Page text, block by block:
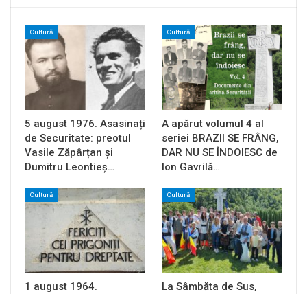
Cultură
5 august 1976. Asasinați
de Securitate: preotul
Vasile Zăpârțan și
Dumitru Leontieș…
Cultură
A apărut volumul 4 al
seriei BRAZII SE FRÂNG,
DAR NU SE ÎNDOIESC de
Ion Gavrilă…
Cultură
1 august 1964.
Cultură
La Sâmbăta de Sus,